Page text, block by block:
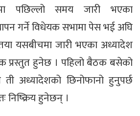
पछिल्लो समय जारी भएका
गर्ने विधेयक सभामा पेस भई अघि
यसबीचमा जारी भएका अध्यादेश
प्रस्तुत हुनेछ । पहिलो बैठक बसेको
ती अध्यादेशको छिनोफानो हुनुपर्छ
निष्क्रिय हुनेछन् ।